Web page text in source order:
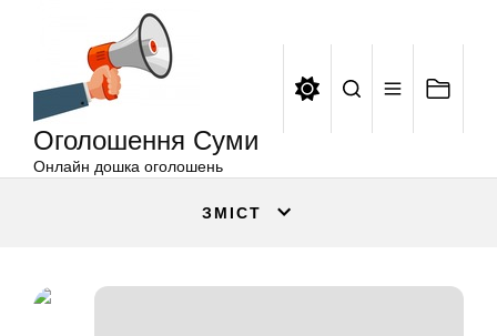
Оголошення Суми
Онлайн дошка оголошень
ЗМІСТ